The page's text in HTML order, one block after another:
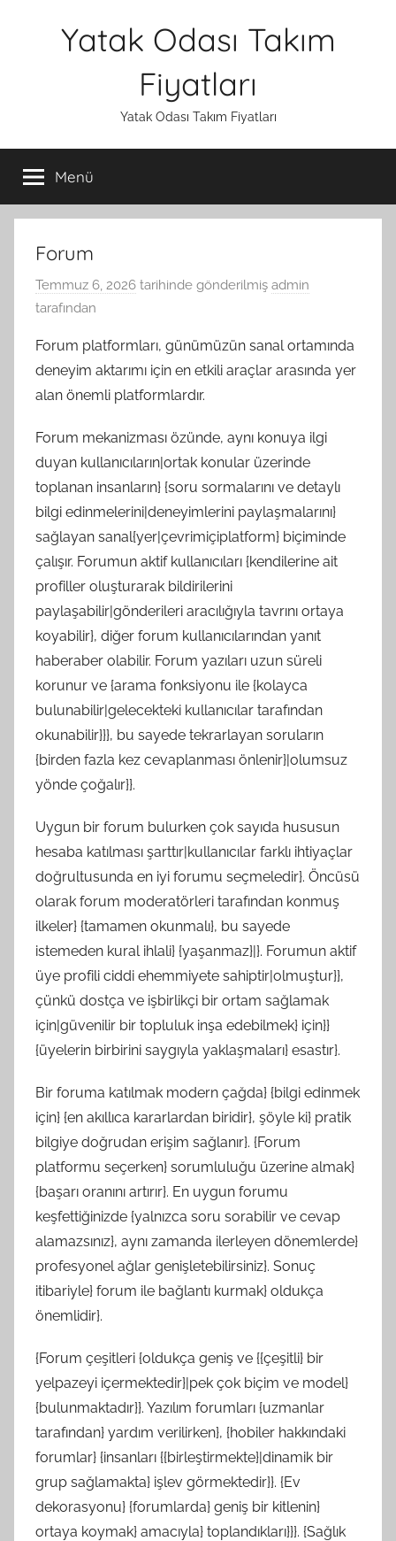
Yatak Odası Takım
Fiyatları
Yatak Odası Takım Fiyatları
Menü
Forum
Temmuz 6, 2026 tarihinde gönderilmiş admin
tarafından
Forum platformları, günümüzün sanal ortamında
deneyim aktarımı için en etkili araçlar arasında yer
alan önemli platformlardır.
Forum mekanizması özünde, aynı konuya ilgi
duyan kullanıcıların|ortak konular üzerinde
toplanan insanların} {soru sormalarını ve detaylı
bilgi edinmelerini|deneyimlerini paylaşmalarını}
sağlayan sanal{yer|çevrimiçiplatform} biçiminde
çalışır. Forumun aktif kullanıcıları {kendilerine ait
profiller oluşturarak bildirilerini
paylaşabilir|gönderileri aracılığıyla tavrını ortaya
koyabilir}, diğer forum kullanıcılarından yanıt
haberaber olabilir. Forum yazıları uzun süreli
korunur ve {arama fonksiyonu ile {kolayca
bulunabilir|gelecekteki kullanıcılar tarafından
okunabilir}}}, bu sayede tekrarlayan soruların
{birden fazla kez cevaplanması önlenir}|olumsuz
yönde çoğalır}}.
Uygun bir forum bulurken çok sayıda hususun
hesaba katılması şarttır|kullanıcılar farklı ihtiyaçlar
doğrultusunda en iyi forumu seçmeledir}. Öncüsü
olarak forum moderatörleri tarafından konmuş
ilkeler} {tamamen okunmalı}, bu sayede
istemeden kural ihlali} {yaşanmaz}|}. Forumun aktif
üye profili ciddi ehemmiyete sahiptir|olmuştur}},
çünkü dostça ve işbirlikçi bir ortam sağlamak
için|güvenilir bir topluluk inşa edebilmek} için}}
{üyelerin birbirini saygıyla yaklaşmaları} esastır}.
Bir foruma katılmak modern çağda} {bilgi edinmek
için} {en akıllıca kararlardan biridir}, şöyle ki} pratik
bilgiye doğrudan erişim sağlanır}. {Forum
platformu seçerken} sorumluluğu üzerine almak}
{başarı oranını artırır}. En uygun forumu
keşfettiğinizde {yalnızca soru sorabilir ve cevap
alamazsınız}, aynı zamanda ilerleyen dönemlerde}
profesyonel ağlar genişletebilirsiniz}. Sonuç
itibariyle} forum ile bağlantı kurmak} oldukça
önemlidir}.
{Forum çeşitleri {oldukça geniş ve {{çeşitli} bir
yelpazeyi içermektedir}|pek çok biçim ve model}
{bulunmaktadır}}. Yazılım forumları {uzmanlar
tarafından} yardım verilirken}, {hobiler hakkındaki
forumlar} {insanları {{birleştirmekte}|dinamik bir
grup sağlamakta} işlev görmektedir}}. {Ev
dekorasyonu} {forumlarda} geniş bir kitlenin}
ortaya koymak} amacıyla} toplandıkları}}}. {Sağlık